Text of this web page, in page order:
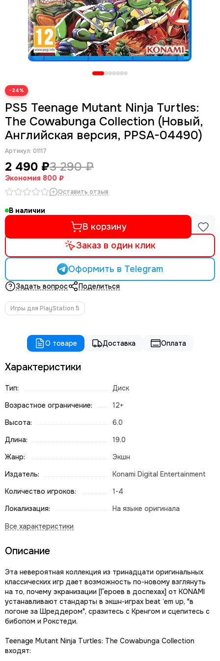
−24%
PS5 Teenage Mutant Ninja Turtles:
The Cowabunga Collection (Новый,
Английская версия, PPSA-04490)
Артикул: 01117
2 490 ₽3 290 ₽
Экономия 800 ₽
Оставить отзыв
В наличии
В корзину
Заказ в один клик
Оформить в Telegram
Задать вопрос Поделиться
Игры для PlayStation 5
О товаре Доставка Оплата
Характеристики
Тип:
Диск
Возрастное ограничение:
12+
Высота:
6.0
Длина:
19.0
Жанр:
Экшн
Издатель:
Konami Digital Entertainment
Количество игроков:
1-4
Локализация:
На языке оригинала
Описание
Эта невероятная коллекция из тринадцати оригинальных
классических игр дает возможность по-новому взглянуть
на то, почему экранизации [Героев в доспехах] от KONAMI
устанавливают стандарты в экшн-играх beat ‘em up, "в
погоне за Шреддером", сразитесь с Кренгом и сцепитесь с
бибопом и Рокстеди.
Teenage Mutant Ninja Turtles: The Cowabunga Collection
входят: